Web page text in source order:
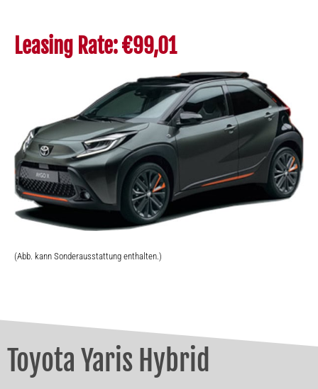
Leasing Rate: €99,01
(Abb. kann Sonderausstattung enthalten.)
Toyota Yaris Hybrid